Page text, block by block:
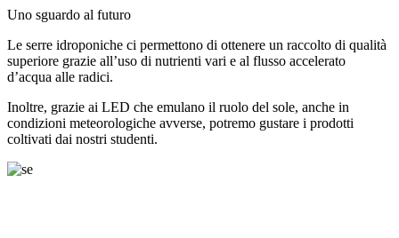
Uno sguardo al futuro
Le serre idroponiche ci permettono di ottenere un raccolto di qualità
superiore grazie all’uso di nutrienti vari e al flusso accelerato
d’acqua alle radici.
Inoltre, grazie ai LED che emulano il ruolo del sole, anche in
condizioni meteorologiche avverse, potremo gustare i prodotti
coltivati dai nostri studenti.